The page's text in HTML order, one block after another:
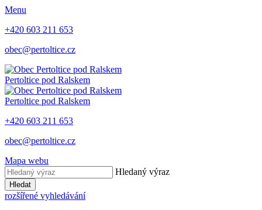
Menu
+420 603 211 653
obec@pertoltice.cz
Pertoltice pod Ralskem
Pertoltice pod Ralskem
+420 603 211 653
obec@pertoltice.cz
Mapa webu
Hledaný výraz
Hledat
rozšířené vyhledávání